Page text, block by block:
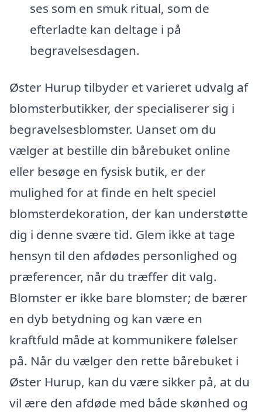
ses som en smuk ritual, som de
efterladte kan deltage i på
begravelsesdagen.
Øster Hurup tilbyder et varieret udvalg af
blomsterbutikker, der specialiserer sig i
begravelsesblomster. Uanset om du
vælger at bestille din bårebuket online
eller besøge en fysisk butik, er der
mulighed for at finde en helt speciel
blomsterdekoration, der kan understøtte
dig i denne svære tid. Glem ikke at tage
hensyn til den afdødes personlighed og
præferencer, når du træffer dit valg.
Blomster er ikke bare blomster; de bærer
en dyb betydning og kan være en
kraftfuld måde at kommunikere følelser
på. Når du vælger den rette bårebuket i
Øster Hurup, kan du være sikker på, at du
vil ære den afdøde med både skønhed og